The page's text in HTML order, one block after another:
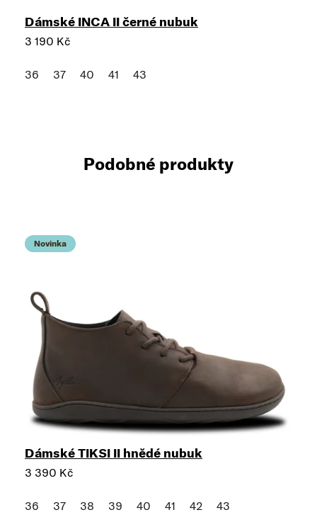
Dámské INCA II černé nubuk
3 190 Kč
36 37 40 41 43
Podobné produkty
Novinka
Dámské TIKSI II hnědé nubuk
3 390 Kč
36 37 38 39 40 41 42 43